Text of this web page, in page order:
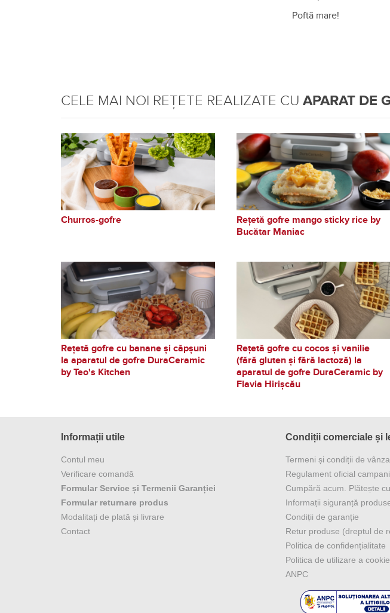
Poftă mare!
CELE MAI NOI REȚETE REALIZATE CU APARAT DE
Churros-gofre
Rețetă gofre mango sticky rice by
Bucătar Maniac
Rețetă gofre cu banane și căpșuni
la aparatul de gofre DuraCeramic
by Teo's Kitchen
Rețetă gofre cu cocos și vanilie
(fără gluten și fără lactoză) la
aparatul de gofre DuraCeramic by
Flavia Hirișcău
Informații utile
Contul meu
Verificare comandă
Formular Service și Termenii Garanției
Formular returnare produs
Modalitați de plată și livrare
Contact
Condiții comerciale și
Termeni și condiții de
Regulament oficial
Cumpără acum. Plătește
Informații siguranță
Condiții de garanție
Retur produse (dreptul de
Politica de confidențialitate
Politica de utilizare a
ANPC